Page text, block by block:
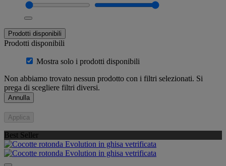
Prodotti disponibili
Prodotti disponibili
Mostra solo i prodotti disponibili
Non abbiamo trovato nessun prodotto con i filtri selezionati. Si
prega di scegliere filtri diversi.
Annulla
Applica
Best Seller